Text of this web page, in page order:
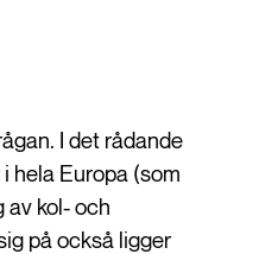
I det rådande
hela Europa (som
av kol- och
på också ligger